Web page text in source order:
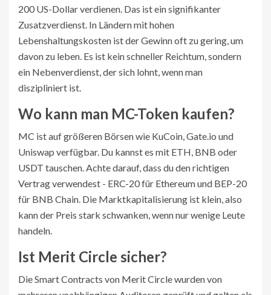
200 US-Dollar verdienen. Das ist ein signifikanter
Zusatzverdienst. In Ländern mit hohen
Lebenshaltungskosten ist der Gewinn oft zu gering, um
davon zu leben. Es ist kein schneller Reichtum, sondern
ein Nebenverdienst, der sich lohnt, wenn man
diszipliniert ist.
Wo kann man MC-Token kaufen?
MC ist auf größeren Börsen wie KuCoin, Gate.io und
Uniswap verfügbar. Du kannst es mit ETH, BNB oder
USDT tauschen. Achte darauf, dass du den richtigen
Vertrag verwendest - ERC-20 für Ethereum und BEP-20
für BNB Chain. Die Marktkapitalisierung ist klein, also
kann der Preis stark schwanken, wenn nur wenige Leute
handeln.
Ist Merit Circle sicher?
Die Smart Contracts von Merit Circle wurden von